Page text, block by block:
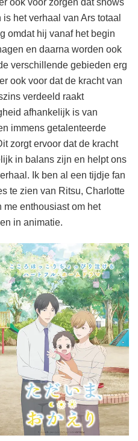
het verhaal van Ars totaal
omdat hij vanaf het begin
en daarna worden ook
verschillende gebieden erg
ook voor dat de kracht van
verdeeld raakt
afhankelijk is van
immens getalenteerde
zorgt ervoor dat de kracht
in balans zijn en helpt ons
Ik ben al een tijdje fan
te zien van Ritsu, Charlotte
enthousiast om het
in animatie.